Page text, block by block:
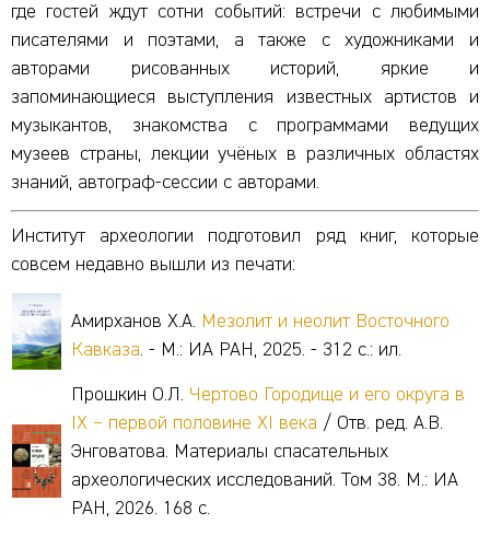
где гостей ждут сотни событий: встречи с любимыми
писателями и поэтами, а также с художниками и
авторами рисованных историй, яркие и
запоминающиеся выступления известных артистов и
музыкантов, знакомства с программами ведущих
музеев страны, лекции учёных в различных областях
знаний, автограф-сессии с авторами.
Институт археологии подготовил ряд книг, которые
совсем недавно вышли из печати:
Амирханов Х.А. Мезолит и неолит Восточного
Кавказа. - М.: ИА РАН, 2025. - 312 с.: ил.
Прошкин О.Л. Чертово Городище и его округа в
IX – первой половине XI века / Отв. ред. А.В.
Энговатова. Материалы спасательных
археологических исследований. Том 38. М.: ИА
РАН, 2026. 168 с.